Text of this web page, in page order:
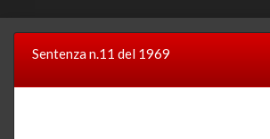
Sentenza n.11 del 1969